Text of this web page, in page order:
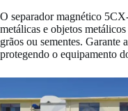
O separador magnético
metálicas e objetos
grãos ou sementes. Garante
protegendo o equipamento